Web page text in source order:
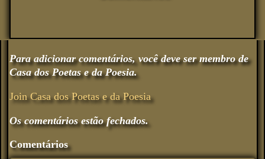
Para adicionar comentários, você deve ser membro de
Casa dos Poetas e da Poesia.
Join Casa dos Poetas e da Poesia
Os comentários estão fechados.
Comentários